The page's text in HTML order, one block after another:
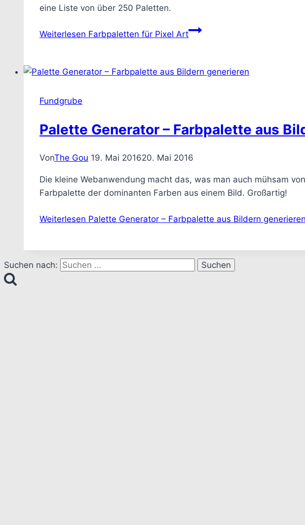
eine Liste von über 250 Paletten.
Weiterlesen Farbpaletten für Pixel Art
Fundgrube
Palette Generator – Farbpalette aus
VonThe Gou 19. Mai 201620. Mai 2016
Die kleine Webanwendung macht das, was man auch mühsam
Farbpalette der dominanten Farben aus einem Bild. Großartig!
Weiterlesen Palette Generator – Farbpalette aus Bildern generieren
Suchen nach: